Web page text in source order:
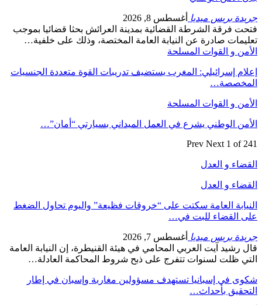
جريدة بريس ميديا أغسطس 8, 2026
فتحت فرقة الشرطة القضائية بمدينة العرائش بحثا قضائيا بموجب
تعليمات صادرة عن النيابة العامة المختصة، وذلك على خلفية…
الأمن و القوات المسلحة
إعلام إسرائيلي: المغرب يستضيف تدريبات القوة متعددة الجنسيات
المخصصة…
الأمن و القوات المسلحة
الأمن الوطني يشرع في العمل الميداني بسيارتي “أمان”…
Prev Next 1 of 241
القضاء و العدل
القضاء و العدل
النيابة العامة سكتت على “خروقات فظيعة” واليوم تحاول الضغط
على القضاء للبت في…
جريدة بريس ميديا أغسطس 7, 2026
قال رشيد آيت العربي المحامي في هيئة القنيطرة، إن النيابة العامة
التي ظلت لسنوات تتفرج على ذبح شروط المحاكمة العادلة…
شكوى في إسبانيا تستهدف مسؤولين مغاربة وإسبان في إطار
التحقيق بأحداث…